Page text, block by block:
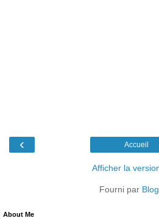
‹ Accueil
Afficher la
Fourni par
About Me